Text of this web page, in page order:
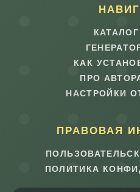
КАК
ПРО
НАСТРОЙКИ
ПРАВОВАЯ
ПОЛИТИКА